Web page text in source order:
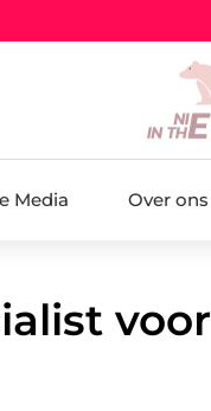
Media Over ons
voor